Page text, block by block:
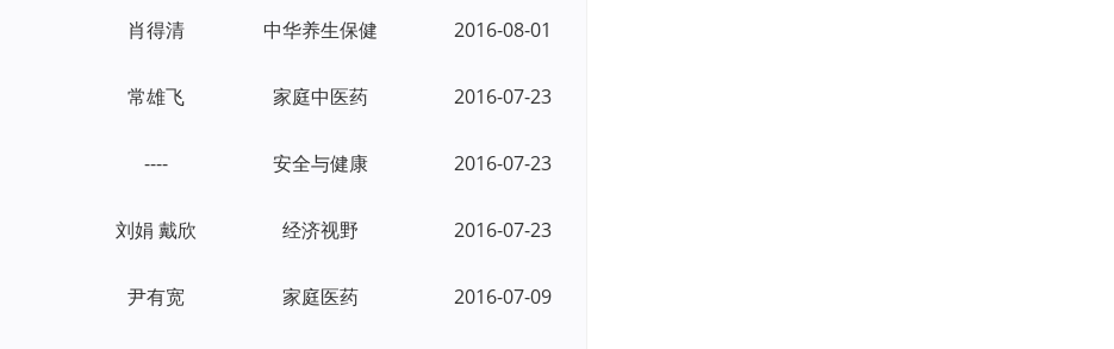
肖得清 中华养生保健 2016-08-01
常雄飞 家庭中医药 2016-07-23
---- 安全与健康 2016-07-23
刘娟 戴欣 经济视野 2016-07-23
尹有宽 家庭医药 2016-07-09